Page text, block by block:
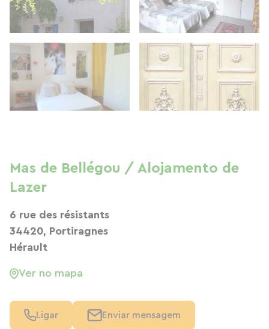
Mas de Bellégou / Alojamento de
Lazer
6 rue des résistants
34420, Portiragnes
Hérault
Ver no mapa
Ligar Enviar mensagem